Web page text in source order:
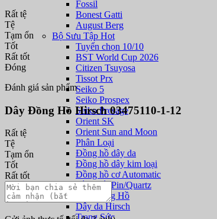
Fossil
Bonest Gatti
August Berg
Bộ Sưu Tập Hot
Tuyển chọn 10/10
BST World Cup 2026
Citizen Tsuyosa
Tissot Prx
Seiko 5
Seiko Prospex
Seiko Presage
Orient SK
Orient Sun and Moon
Phân Loại
Đồng hồ dây da
Đồng hồ dây kim loại
Đồng hồ cơ Automatic
Đồng hồ Pin/Quartz
Dây Đồng Hồ
Dây da Hirsch
Trang Sức
Rất tệ
Tệ
Tạm ổn
Tốt
Rất tốt
Đóng
Đánh giá sản phẩm
Dây Đồng Hồ Hirsch 03475110-1-12
Rất tệ
Tệ
Tạm ổn
Tốt
Rất tốt